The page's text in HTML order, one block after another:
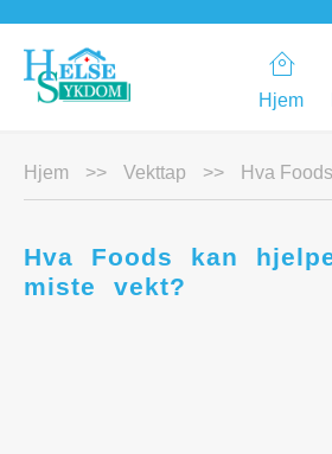
Hjem
Hjem >> Vekttap >> Hva Foods
Hva Foods kan
miste vekt?